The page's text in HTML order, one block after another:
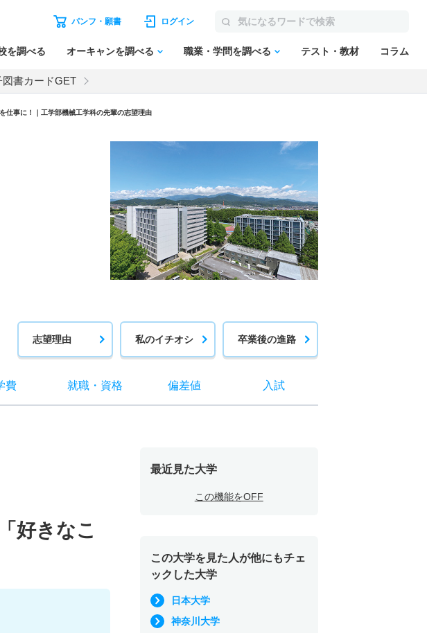
パンフ・願書 ログイン
を調べる オーキャンを調べる 職業・学問を調べる テスト・教材 コラム
図書カードGET
仕事に！｜工学部機械工学科の先輩の志望理由
志望理由 私のイチオシ 卒業後の進路
費 就職・ 資格 偏差値 入試
好きなこ
最近見た大学
この機能をOFF
この大学を見た人が他にもチェ
ックした大学
日本大学
神奈川大学